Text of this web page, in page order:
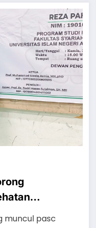
muncul pasc